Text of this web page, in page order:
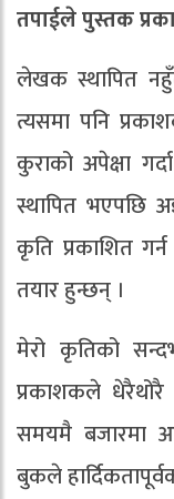
तपाईले पुस्तक
लेखक स्थापित
त्यसमा पनि
कुराको अपेक्षा
स्थापित भएपछि
कृति प्रकाशित
तयार हुन्छन् ।
मेरो कृतिको
प्रकाशकले
समयमै बजारमा
बुकले